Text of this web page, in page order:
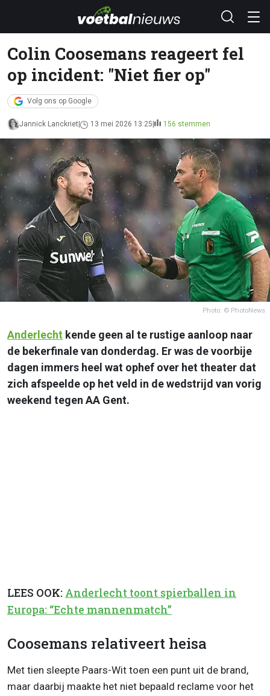
Colin Coosemans reageert fel
op incident: "Niet fier op"
Volg ons op Google
Jannick Lanckriet 13 mei 2026 13:25 156 stemmen
Photo: © PhotoNews
Anderlecht kende geen al te rustige aanloop naar
de bekerfinale van donderdag. Er was de voorbije
dagen immers heel wat ophef over het theater dat
zich afspeelde op het veld in de wedstrijd van vorig
weekend tegen AA Gent.
LEES OOK: Anderlecht toont spierballen in
Europa: “Echte mannenmatch”
Coosemans relativeert heisa
Met tien sleepte Paars-Wit toen een punt uit de brand,
maar daarbij maakte het niet bepaald reclame voor het